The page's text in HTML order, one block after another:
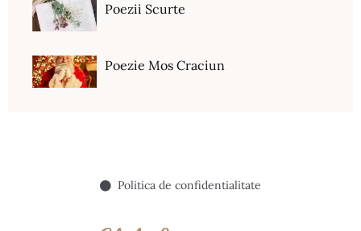
Poezii Scurte
Poezie Mos Craciun
Politica de confidentialitate